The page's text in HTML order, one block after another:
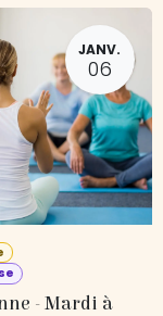
JANV.
06
- Mardi à